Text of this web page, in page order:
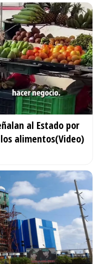
al Estado por
alimentos(Video)